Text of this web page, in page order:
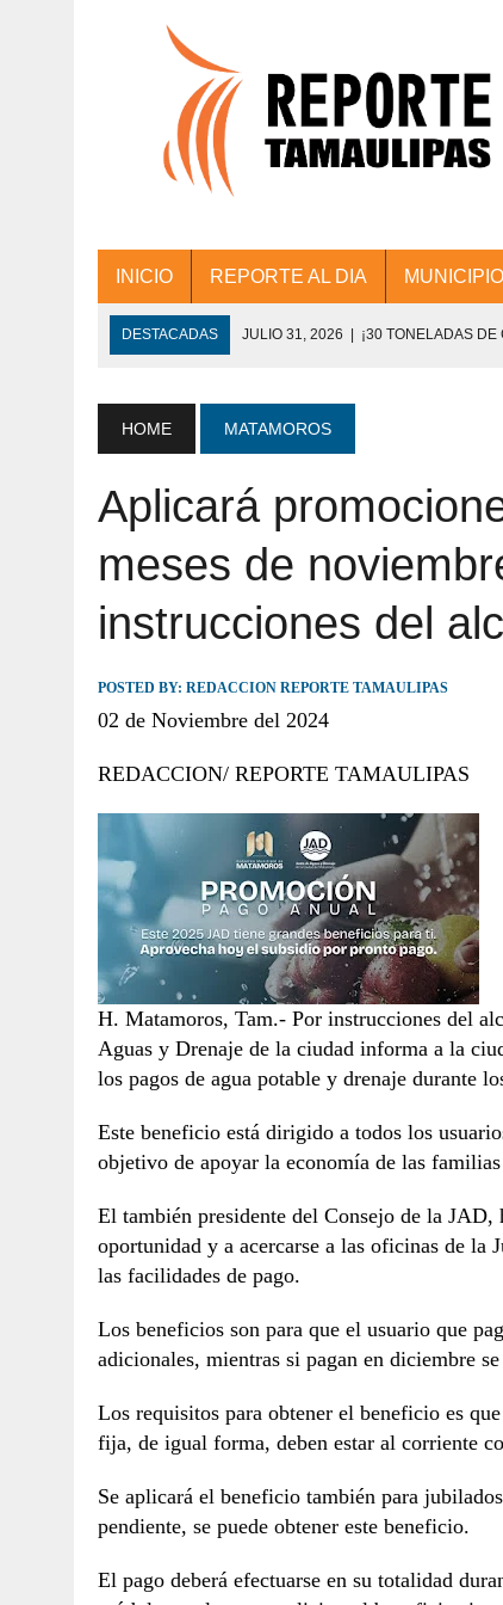
INICIO REPORTE AL DIA MUNICIPIO
DESTACADAS JULIO 31, 2026 | ¡30 TONELADAS
JULIO 30, 2026 | 💧🚰 ¡AGUA PARA LA COMUNIDAD!
JULIO 30, 2026 ¡TRABAJO EN EQUIPO Y
DE COLONIA.
JULIO 30, 2026 TAMAULIPAS TE INVITA A
HOME MATAMOROS
Aplicará
meses de
instrucciones del
POSTED BY: REDACCION REPORTE TAMAULIPAS
02 de Noviembre del 2024
REDACCION/ REPORTE TAMAULIPAS
H. Matamoros, Tam.- Por instrucciones del
Aguas y Drenaje de la ciudad informa a la
los pagos de agua potable y drenaje durante
Este beneficio está dirigido a todos los
objetivo de apoyar la economía de las
El también presidente del Consejo de la
oportunidad y a acercarse a las oficinas de la
las facilidades de pago.
Los beneficios son para que el usuario que
adicionales, mientras si pagan en diciembre
Los requisitos para obtener el beneficio es
fija, de igual forma, deben estar al corriente
Se aplicará el beneficio también para
pendiente, se puede obtener este beneficio.
El pago deberá efectuarse en su totalidad